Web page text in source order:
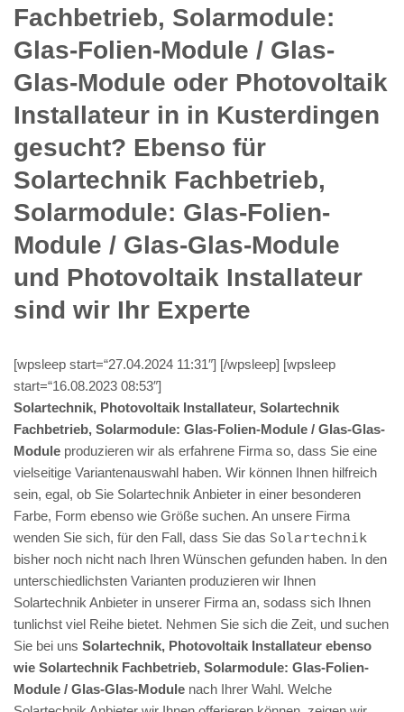
Fachbetrieb, Solarmodule:
Glas-Folien-Module / Glas-
Glas-Module oder Photovoltaik
Installateur in in Kusterdingen
gesucht? Ebenso für
Solartechnik Fachbetrieb,
Solarmodule: Glas-Folien-
Module / Glas-Glas-Module
und Photovoltaik Installateur
sind wir Ihr Experte
[wpsleep start=“27.04.2024 11:31″] [/wpsleep] [wpsleep
start=“16.08.2023 08:53″]
Solartechnik, Photovoltaik Installateur, Solartechnik
Fachbetrieb, Solarmodule: Glas-Folien-Module / Glas-Glas-
Module produzieren wir als erfahrene Firma so, dass Sie eine
vielseitige Variantenauswahl haben. Wir können Ihnen hilfreich
sein, egal, ob Sie Solartechnik Anbieter in einer besonderen
Farbe, Form ebenso wie Größe suchen. An unsere Firma
wenden Sie sich, für den Fall, dass Sie das Solartechnik
bisher noch nicht nach Ihren Wünschen gefunden haben. In den
unterschiedlichsten Varianten produzieren wir Ihnen
Solartechnik Anbieter in unserer Firma an, sodass sich Ihnen
tunlichst viel Reihe bietet. Nehmen Sie sich die Zeit, und suchen
Sie bei uns Solartechnik, Photovoltaik Installateur ebenso
wie Solartechnik Fachbetrieb, Solarmodule: Glas-Folien-
Module / Glas-Glas-Module nach Ihrer Wahl. Welche